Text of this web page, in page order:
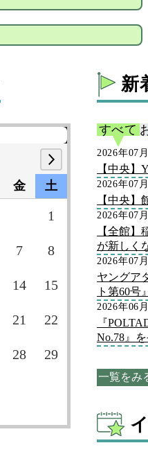
金 土
1
7 8
14 15
21 22
28 29
新
すべて
2026年07
【中央】
2026年07
【中央
2026年07
【全館
が新しく
2026年07
ヤングア
ト第60号
2026年06
『
No.78』
一覧をみ